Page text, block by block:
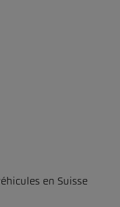
en Suisse